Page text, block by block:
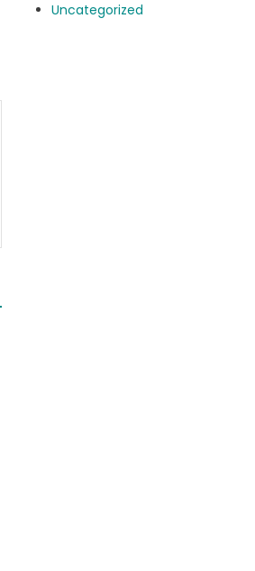
Uncategorized